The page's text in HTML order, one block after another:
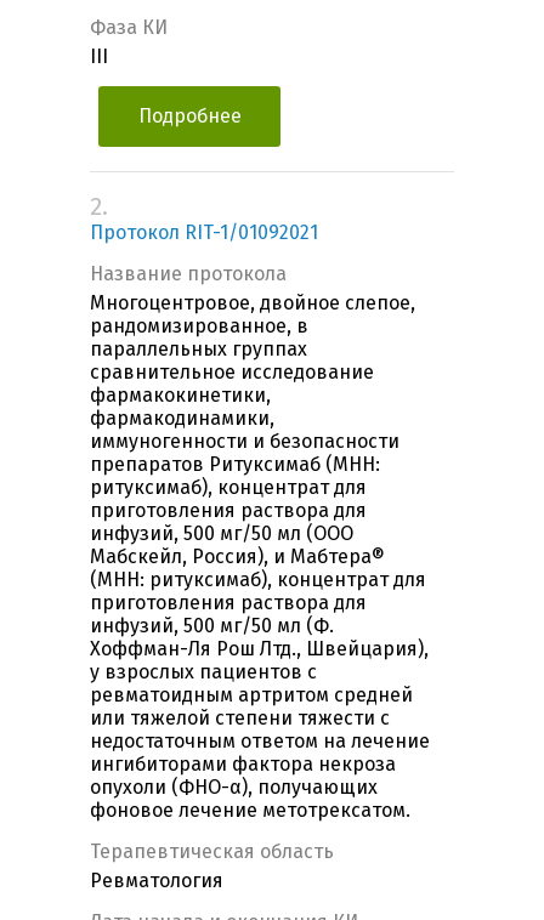
Фаза КИ
Подробнее
2.
Протокол RIT-1/01092021
Название протокола
Многоцентровое, двойное слепое,
рандомизированное, в
параллельных группах
сравнительное исследование
фармакокинетики,
фармакодинамики,
иммуногенности и безопасности
препаратов Ритуксимаб (МНН:
ритуксимаб), концентрат для
приготовления раствора для
инфузий, 500 мг/50 мл (ООО
Мабскейл, Россия), и Мабтера®
(МНН: ритуксимаб), концентрат для
приготовления раствора для
инфузий, 500 мг/50 мл (Ф.
Хоффман-Ля Рош Лтд., Швейцария),
у взрослых пациентов с
ревматоидным артритом средней
или тяжелой степени тяжести с
недостаточным ответом на лечение
ингибиторами фактора некроза
опухоли (ФНО-α), получающих
фоновое лечение метотрексатом.
Терапевтическая область
Ревматология